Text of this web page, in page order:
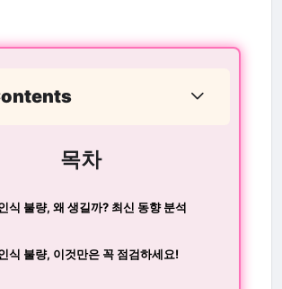
목차
식 불량, 왜 생길까? 최신 동향 분석
식 불량, 이것만은 꼭 점검하세요!